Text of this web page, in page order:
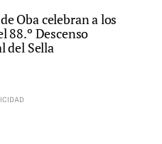
Oba celebran a los
88.º Descenso
del Sella